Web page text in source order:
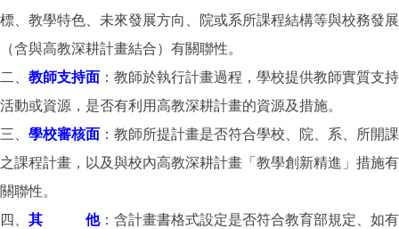
標、教學特色、未來發展方向、院或系所課程結構等與校務發展
（含與高教深耕計畫結合）有關聯性。
二、 教師支持面 ：教師於執行計畫過程，學校提供教師實質支持
活動或資源，是否有利用高教深耕計畫的資源及措施。
三、 學校審核面 ：教師所提計畫是否符合學校、院、系、所開課
之課程計畫，以及與校內高教深耕計畫「教學創新精進」措施有
關聯性。
四、 其 他：含計畫書格式設定是否符合教育部規定、如有